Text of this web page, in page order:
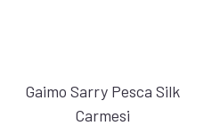
Gaimo Sarry Pesca Silk
Carmesi